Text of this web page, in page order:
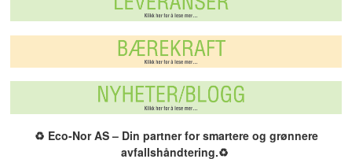
♻️ Eco-Nor AS – Din partner for smartere og grønnere
avfallshåndtering.♻️